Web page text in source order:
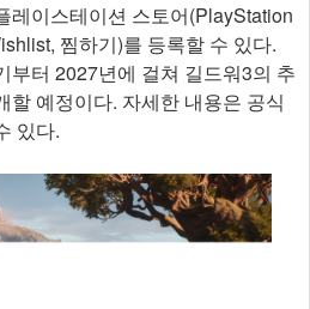
레이스테이션 스토어(PlayStation
찜하기)를 등록할 수 있다.
부터 2027년에 걸쳐 길드워3의 추
할 예정이다. 자세한 내용은 공식
있다.